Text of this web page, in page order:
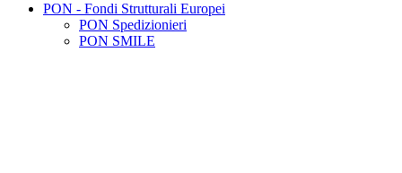
PON - Fondi Strutturali Europei
PON Spedizionieri
PON SMILE